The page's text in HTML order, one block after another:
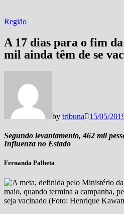
Região
A 17 dias para o fim
mil ainda têm de se
by tribuna 15/05/
Segundo levantamento, 462 mil
Influenza no Estado
Fernanda Palheta